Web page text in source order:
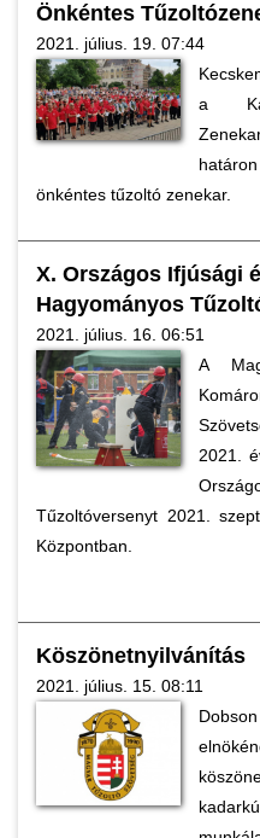
Önkéntes
2021. július. 19. 07:44
a
önkéntes tűzoltó zenekar.
X. Országos Ifjúsági
Hagyományos
2021. július. 16. 06:51
A
2021.
Tűzoltóversenyt 2021.
Központban.
Köszönetnyilvánítás
2021. július. 15. 08:11